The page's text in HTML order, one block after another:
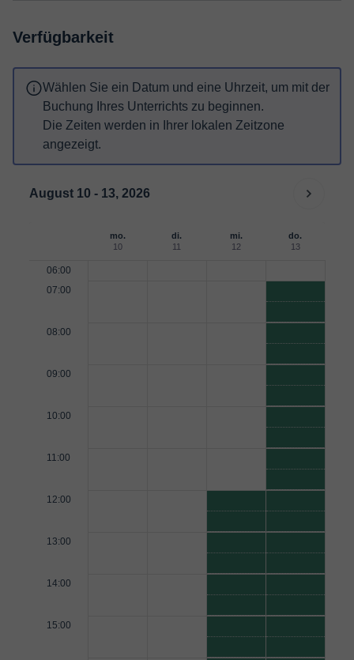
Verfügbarkeit
Wählen Sie ein Datum und eine Uhrzeit, um mit der
Buchung Ihres Unterrichts zu beginnen.
Die Zeiten werden in Ihrer lokalen Zeitzone
angezeigt.
August 10 - 13, 2026
mo.
10
di.
11
mi.
12
do.
13
06:00
07:00
08:00
09:00
10:00
11:00
12:00
13:00
14:00
15:00